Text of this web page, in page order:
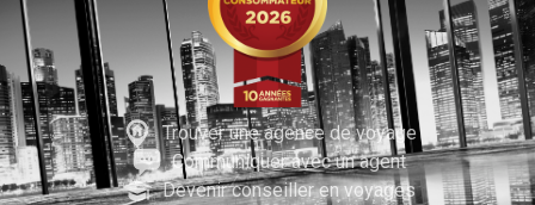
Trouver une agence de voyage
Communiquer avec un agent
Devenir conseiller en voyages